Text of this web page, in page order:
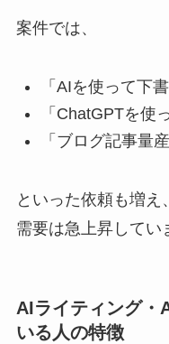
案件では、
「AIを使って下
「ChatGPTを使
「ブログ記事量
といった依頼も増
需要は急上昇してい
AIライティング・
いる人の特徴